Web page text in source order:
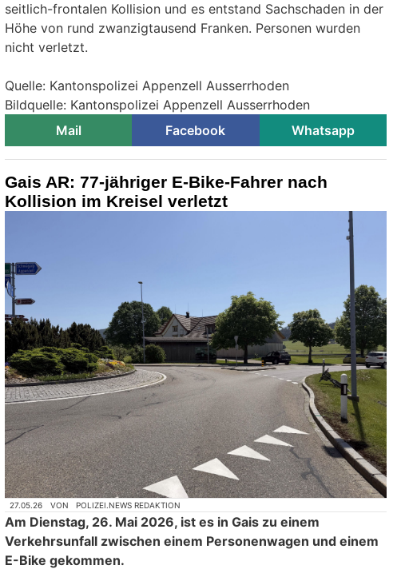
seitlich-frontalen Kollision und es entstand Sachschaden in der
Höhe von rund zwanzigtausend Franken. Personen wurden
nicht verletzt.
Quelle: Kantonspolizei Appenzell Ausserrhoden
Bildquelle: Kantonspolizei Appenzell Ausserrhoden
Mail
Facebook Whatsapp
Gais AR: 77-jähriger E-Bike-Fahrer nach
Kollision im Kreisel verletzt
27.05.26 VON POLIZEI.NEWS REDAKTION
Am Dienstag, 26. Mai 2026, ist es in Gais zu einem
Verkehrsunfall zwischen einem Personenwagen und einem
E-Bike gekommen.